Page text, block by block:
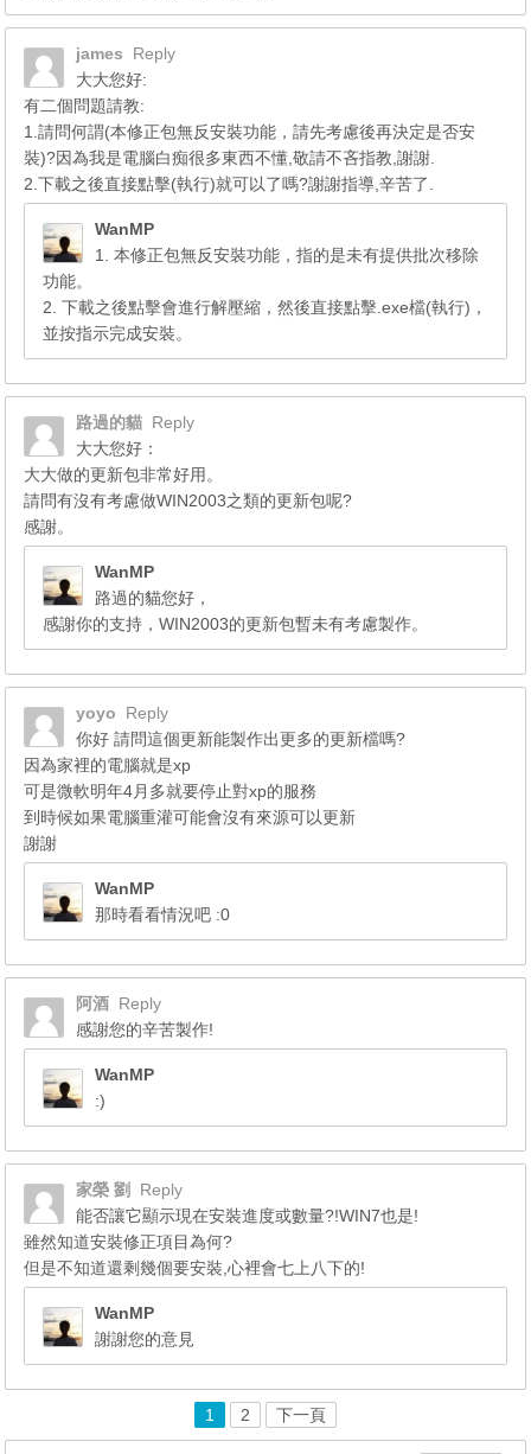
james
Reply
大大您好:
有二個問題請教:
1.請問何謂(本修正包無反安裝功能，請先考慮後再決定是否安
裝)?因為我是電腦白痴很多東西不懂,敬請不吝指教,謝謝.
2.下載之後直接點擊(執行)就可以了嗎?謝謝指導,辛苦了.
WanMP
1. 本修正包無反安裝功能，指的是未有提供批次移除
功能。
2. 下載之後點擊會進行解壓縮，然後直接點擊.exe檔(執行)，
並按指示完成安裝。
路過的貓 Reply
大大您好：
大大做的更新包非常好用。
請問有沒有考慮做WIN2003之類的更新包呢?
感謝。
WanMP
路過的貓您好，
感謝你的支持，WIN2003的更新包暫未有考慮製作。
yoyo
Reply
你好 請問這個更新能製作出更多的更新檔嗎?
因為家裡的電腦就是xp
可是微軟明年4月多就要停止對xp的服務
到時候如果電腦重灌可能會沒有來源可以更新
謝謝
WanMP
那時看看情況吧 :0
阿酒 Reply
感謝您的辛苦製作!
WanMP
:)
家榮 劉
Reply
能否讓它顯示現在安裝進度或數量?!WIN7也是!
雖然知道安裝修正項目為何?
但是不知道還剩幾個要安裝,心裡會七上八下的!
WanMP
謝謝您的意見
1 2 下一頁